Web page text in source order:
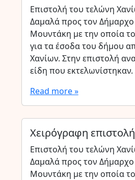
Επιστολή του τελώνη
Δαμαλά προς τον
Μουντάκη με την οποία
για τα έσοδα του δήμου
Χανίων. Στην επιστολή
είδη που εκτελωνίστηκαν.
Read more »
Χειρόγραφη επιστολή
Επιστολή του τελώνη
Δαμαλά προς τον
Μουντάκη με την οποία